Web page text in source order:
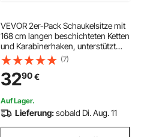
VEVOR 2er-Pack Schaukelsitze mit
168 cm langen beschichteten Ketten
und Karabinerhaken, unterstützt
136 kg Schaukeln, Ersatz für
Outdoor-Schaukel-Set, Schaukel-
Set-Zubehör für Kinder, grün
(7)
3290€
Auf Lager.
Lieferung:sobald Di. Aug. 11